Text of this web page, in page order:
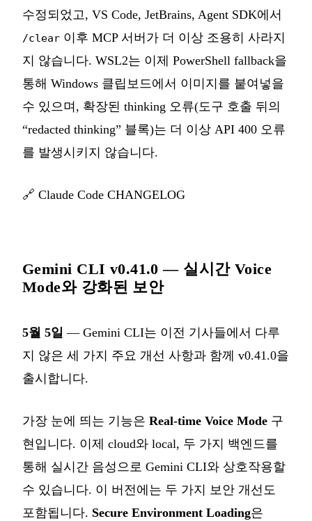
수정되었고, VS Code, JetBrains, Agent SDK에서
/clear 이후 MCP 서버가 더 이상 조용히 사라지
지 않습니다. WSL2는 이제 PowerShell fallback을
통해 Windows 클립보드에서 이미지를 붙여넣을
수 있으며, 확장된 thinking 오류(도구 호출 뒤의
“redacted thinking” 블록)는 더 이상 API 400 오류
를 발생시키지 않습니다.
🔗 Claude Code CHANGELOG
Gemini CLI v0.41.0 — 실시간 Voice
Mode와 강화된 보안
5월 5일 — Gemini CLI는 이전 기사들에서 다루
지 않은 세 가지 주요 개선 사항과 함께 v0.41.0을
출시합니다.
가장 눈에 띄는 기능은 Real-time Voice Mode 구
현입니다. 이제 cloud와 local, 두 가지 백엔드를
통해 실시간 음성으로 Gemini CLI와 상호작용할
수 있습니다. 이 버전에는 두 가지 보안 개선도
포함됩니다. Secure Environment Loading은